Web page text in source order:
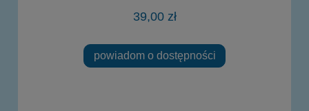
39,00 zł
powiadom o dostępności